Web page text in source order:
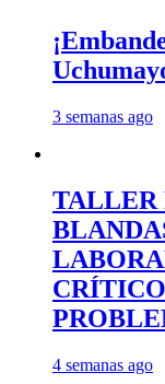
3 semanas ago
TALLER
4 semanas ago